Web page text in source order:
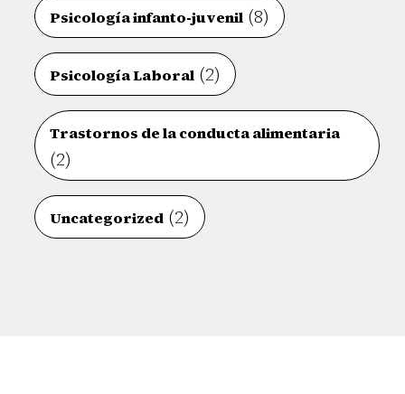
Psicología infanto-juvenil (8)
Psicología Laboral (2)
Trastornos de la conducta alimentaria
(2)
Uncategorized (2)